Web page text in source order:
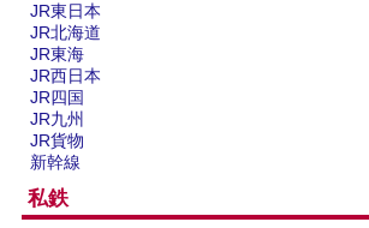
JR東日本
JR北海道
JR東海
JR西日本
JR四国
JR九州
JR貨物
新幹線
私鉄